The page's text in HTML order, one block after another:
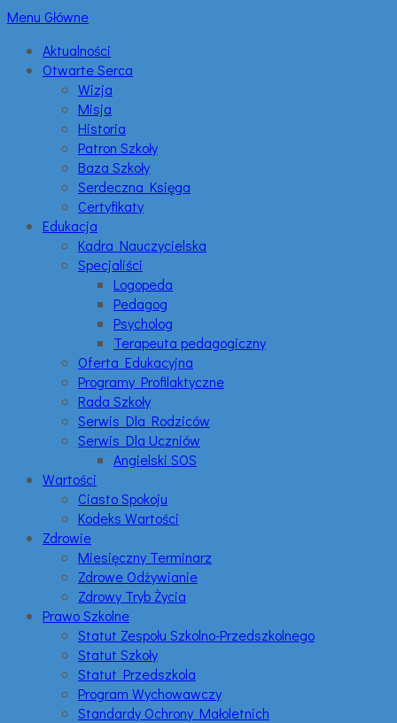
Menu Główne
Aktualności
Otwarte Serca
Wizja
Misja
Historia
Patron Szkoły
Baza Szkoły
Serdeczna Księga
Certyfikaty
Edukacja
Kadra Nauczycielska
Specjaliści
Logopeda
Pedagog
Psycholog
Terapeuta pedagogiczny
Oferta Edukacyjna
Programy Profilaktyczne
Rada Szkoły
Serwis Dla Rodziców
Serwis Dla Uczniów
Angielski SOS
Wartości
Ciasto Spokoju
Kodeks Wartości
Zdrowie
Miesięczny Terminarz
Zdrowe Odżywianie
Zdrowy Tryb Życia
Prawo Szkolne
Statut Zespołu Szkolno-Przedszkolnego
Statut Szkoły
Statut Przedszkola
Program Wychowawczy
Standardy Ochrony Małoletnich